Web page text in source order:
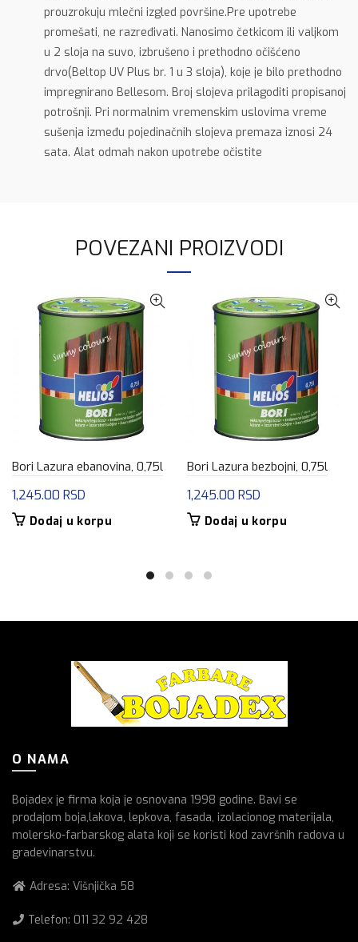
prouzrokuju mlečni izgled površine.Pre upotrebe
promešati, ne razređivati. Nanosimo četkicom ili valjkom
u 2 sloja na suvo, izbrušeno i prethodno očišćeno
drvo(Beltop UV Plus br. 1 u 3 sloja), koje je bilo prethodno
impregnirano Bellesom. Broj slojeva prilagoditi propisanoj
potrošnji. Pri normalnim vremenskim uslovima vreme
sušenja između pojedinačnih slojeva premaza iznosi 24
sata. Alat odmah nakon upotrebe očistite
POVEZANI PROIZVODI
Bori Lazura ebanovina, 0,75l
1,245.00 RSD
Dodaj u korpu
Bori Lazura bezbojni, 0,75l
1,245.00 RSD
Dodaj u korpu
O NAMA
Bojadex je firma koja je osnovana 1998 godine. Bavi se
prodajom boja,lakova, lepkova, fasada, izolacionog materijala,
molersko-farbarskog alata koji se koristi kod završnih radova u
gradevinarstvu.
Adresa: Višnjička 58
Telefon: 011 32 92 428